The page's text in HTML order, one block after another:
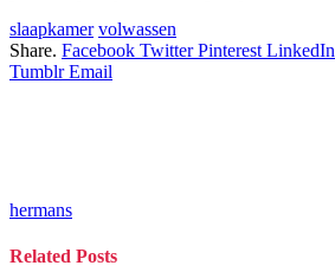
slaapkamer volwassen
Share. Facebook Twitter Pinterest LinkedIn
Tumblr Email
hermans
Related Posts